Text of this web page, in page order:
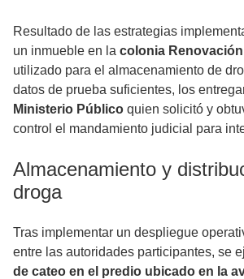
Resultado de las estrategias
un inmueble en la colonia Renovación
utilizado para el almacenamiento de
datos de prueba suficientes, los
Ministerio Público quien solicitó y
control el mandamiento judicial para
Almacenamiento y
droga
Tras implementar un despliegue
entre las autoridades participantes, se
de cateo en el predio ubicado en la